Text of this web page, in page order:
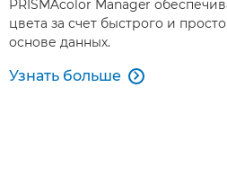
PRISMAcolor Manager
цвета за счет быстрого и
основе данных.
Узнать больше 